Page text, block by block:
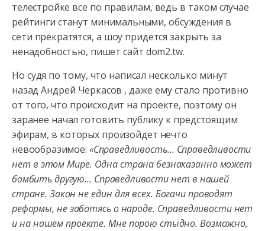
телестройке все по правилам, ведь в таком случае
рейтинги станут минимальными, обсуждения в
сети прекратятся, а шоу придется закрыть за
ненадобностью, пишет сайт dom2.tw.
Но судя по тому, что написал несколько минут
назад Андрей Черкасов , даже ему стало противно
от того, что происходит на проекте, поэтому он
заранее начал готовить публику к предстоящим
эфирам, в которых произойдет нечто
невообразимое: «Справедливость… Справедливости
нет в этом Мире. Одна страна безнаказанно может
бомбить другую… Справедливости нет в нашей
стране. Закон не един для всех. Богачи проводят
реформы, не заботясь о народе. Справедливости нет
и на нашем проекте. Мне порою стыдно. Возможно,